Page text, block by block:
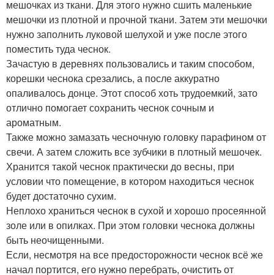
мешочках из ткани. Для этого нужно сшить маленькие
мешочки из плотной и прочной ткани. Затем эти мешочки
нужно заполнить луковой шелухой и уже после этого
поместить туда чеснок.
Зачастую в деревнях пользовались и таким способом,
корешки чеснока срезались, а после аккуратно
опаливалось донце. Этот способ хоть трудоемкий, зато
отлично помогает сохранить чеснок сочным и
ароматным.
Также можно замазать чесночную головку парафином от
свечи. А затем сложить все зубчики в плотный мешочек.
Хранится такой чеснок практически до весны, при
условии что помещение, в котором находиться чеснок
будет достаточно сухим.
Неплохо храниться чеснок в сухой и хорошо просеянной
золе или в опилках. При этом головки чеснока должны
быть неочищенными.
Если, несмотря на все предосторожности чеснок всё же
начал портится, его нужно перебрать, очистить от